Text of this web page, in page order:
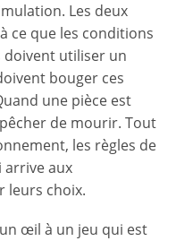
Les deux
ce que les conditions
doivent utiliser un
bouger ces
une pièce est
de mourir. Tout
les règles de
arrive aux
leurs choix.
œil à un jeu qui est